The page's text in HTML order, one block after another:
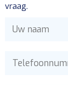
vraag.